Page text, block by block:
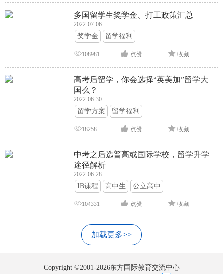
多国留学生奖学金、打工政策汇总
2022-07-06
奖学金 留学福利
108981 点赞 收藏
高考后留学，你会选择“英美加”留学大
国么？
2022-06-30
留学方案 留学福利
18258 点赞 收藏
中考之后选普高或国际学校，留学升学
途径解析
2022-06-28
IB课程 高中生 公立高中
104331 点赞 收藏
加载更多>>
Copyright ©2001-2026东方国际教育交流中心